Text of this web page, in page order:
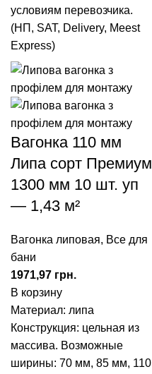
условиям перевозчика.
(НП, SAT, Delivery, Meest
Express)
Вагонка 110 мм
Липа сорт Премиум
1300 мм 10 шт. уп
— 1,43 м²
Вагонка липовая, Все для
бани
грн.
В корзину
Материал: липа
Конструкция: цельная из
массива. Возможные
ширины: 70 мм, 85 мм, 110